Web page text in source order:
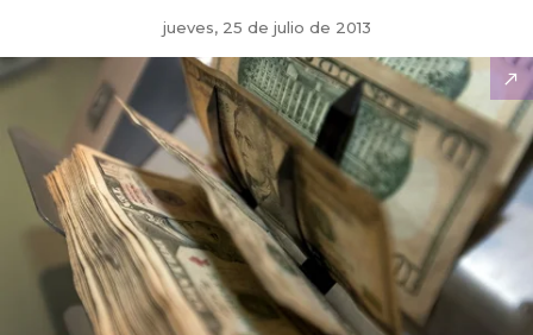
jueves, 25 de julio de 2013